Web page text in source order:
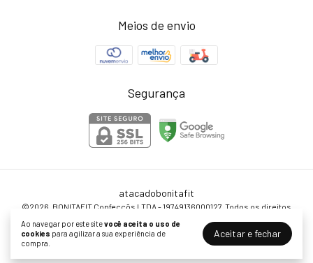
Ao navegar por este sitevocê aceita o uso de
cookies para agilizar a sua experiência de
compra.
Aceitar e fechar
Meios de envio
Segurança
atacadobonitafit
©2026. BONITAFIT Confecçõs LTDA - 19749136000127. Todos os direitos